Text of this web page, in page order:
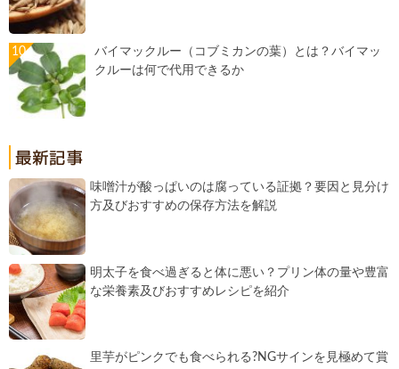
バイマックルー（コブミカンの葉）とは？バイマッ
クルーは何で代用できるか
味噌汁が酸っぱいのは腐っている証拠？要因と見分け
方及びおすすめの保存方法を解説
明太子を食べ過ぎると体に悪い？プリン体の量や豊富
な栄養素及びおすすめレシピを紹介
里芋がピンクでも食べられる?NGサインを見極めて賞